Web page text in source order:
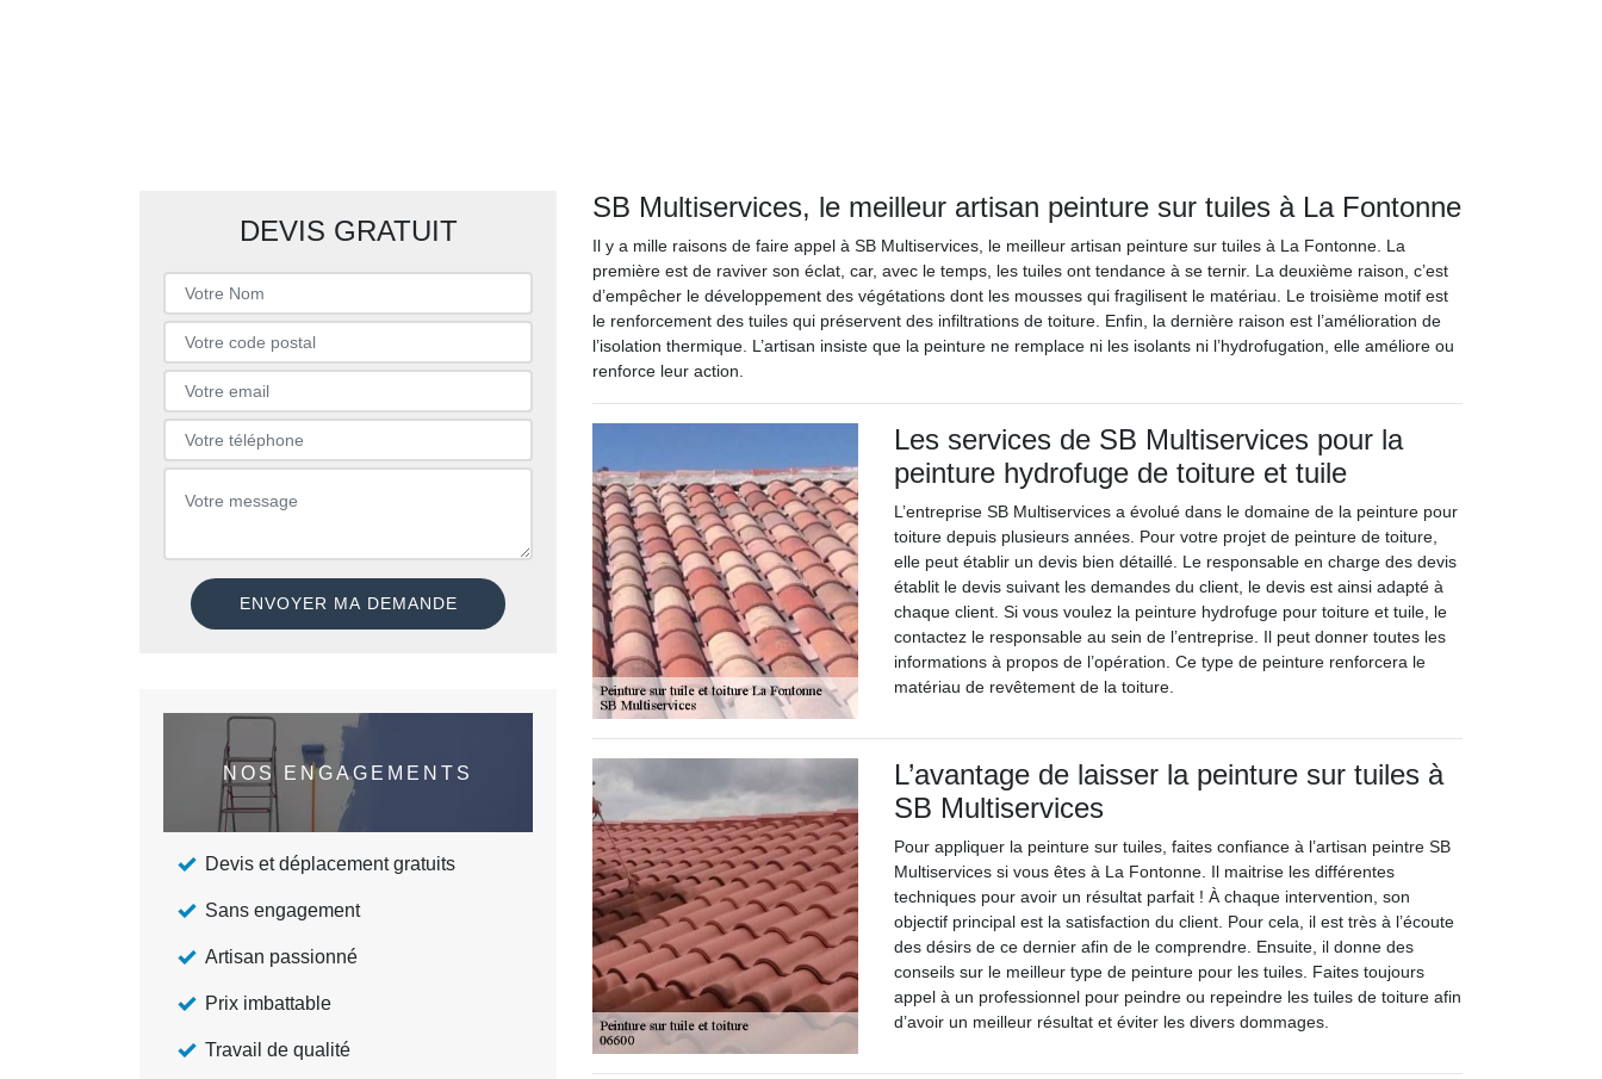
DEVIS GRATUIT
NOS ENGAGEMENTS
Devis et déplacement gratuits
Sans engagement
Artisan passionné
Prix imbattable
Travail de qualité
SB Multiservices, le meilleur artisan peinture sur tuiles à La Fontonne
Il y a mille raisons de faire appel à SB Multiservices, le meilleur artisan peinture sur tuiles à La Fontonne. La
première est de raviver son éclat, car, avec le temps, les tuiles ont tendance à se ternir. La deuxième raison, c’est
d’empêcher le développement des végétations dont les mousses qui fragilisent le matériau. Le troisième motif est
le renforcement des tuiles qui préservent des infiltrations de toiture. Enfin, la dernière raison est l’amélioration de
l’isolation thermique. L’artisan insiste que la peinture ne remplace ni les isolants ni l’hydrofugation, elle améliore ou
renforce leur action.
Les services de SB Multiservices pour la
peinture hydrofuge de toiture et tuile
L’entreprise SB Multiservices a évolué dans le domaine de la peinture pour
toiture depuis plusieurs années. Pour votre projet de peinture de toiture,
elle peut établir un devis bien détaillé. Le responsable en charge des devis
établit le devis suivant les demandes du client, le devis est ainsi adapté à
chaque client. Si vous voulez la peinture hydrofuge pour toiture et tuile, le
contactez le responsable au sein de l’entreprise. Il peut donner toutes les
informations à propos de l’opération. Ce type de peinture renforcera le
matériau de revêtement de la toiture.
L’avantage de laisser la peinture sur tuiles à
SB Multiservices
Pour appliquer la peinture sur tuiles, faites confiance à l’artisan peintre SB
Multiservices si vous êtes à La Fontonne. Il maitrise les différentes
techniques pour avoir un résultat parfait ! À chaque intervention, son
objectif principal est la satisfaction du client. Pour cela, il est très à l’écoute
des désirs de ce dernier afin de le comprendre. Ensuite, il donne des
conseils sur le meilleur type de peinture pour les tuiles. Faites toujours
appel à un professionnel pour peindre ou repeindre les tuiles de toiture afin
d’avoir un meilleur résultat et éviter les divers dommages.